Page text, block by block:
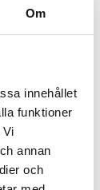
Om
innehållet
funktioner
Vi
annan
och
4iiii